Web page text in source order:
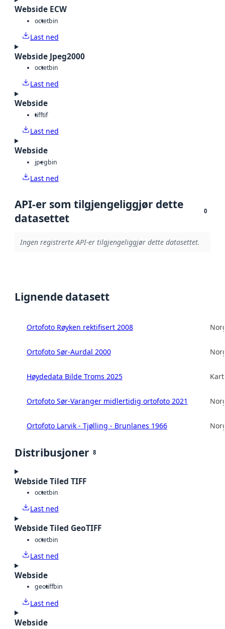
Webside ECW
octetbin
Last ned
Webside Jpeg2000
octetbin
Last ned
Webside
tifftif
Last ned
Webside
jpegbin
Last ned
API-er som tilgjengeliggjør dette
datasettet
0
Ingen registrerte API-er tilgjengeliggjør dette datasettet.
Lignende datasett
Ortofoto Røyken rektifisert 2008
Ortofoto Sør-Aurdal 2000
Høydedata Bilde Troms 2025
Ortofoto Sør-Varanger midlertidig ortofoto 2021
Ortofoto Larvik - Tjølling - Brunlanes 1966
Distribusjoner 8
Webside Tiled TIFF
octetbin
Last ned
Webside Tiled GeoTIFF
octetbin
Last ned
Webside
geotiffbin
Last ned
Webside